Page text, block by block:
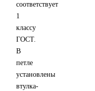
соответствует
1
классу
ГОСТ.
В
петле
установлены
втулка-